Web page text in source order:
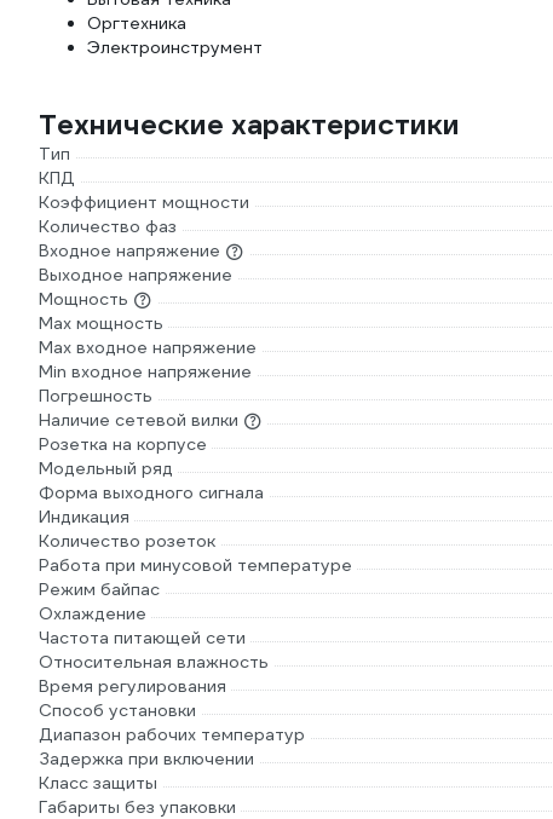
Оргтехника
Электроинструмент
Технические характеристики
Тип
КПД
Коэффициент мощности
Количество фаз
Входное напряжение
Выходное напряжение
Мощность
Max мощность
Max входное напряжение
Min входное напряжение
Погрешность
Наличие сетевой вилки
Розетка на корпусе
Модельный ряд
Форма выходного сигнала
Индикация
Количество розеток
Работа при минусовой температуре
Режим байпас
Охлаждение
Частота питающей сети
Относительная влажность
Время регулирования
Способ установки
Диапазон рабочих температур
Задержка при включении
Класс защиты
Габариты без упаковки